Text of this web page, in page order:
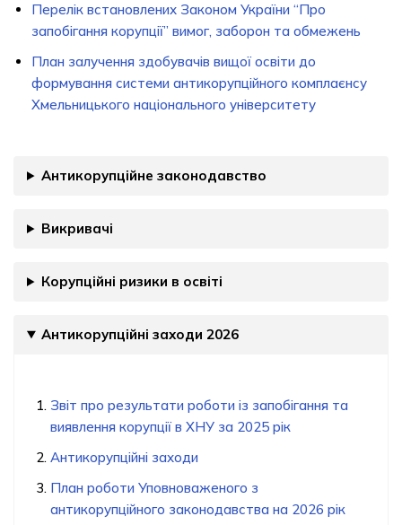
Перелік встановлених Законом України “Про
запобігання корупції” вимог, заборон та обмежень
План залучення здобувачів вищої освіти до
формування системи антикорупційного комплаєнсу
Хмельницького національного університету
Антикорупційне законодавство
Викривачі
Корупційні ризики в освіті
Антикорупційні заходи 2026
Звіт про результати роботи із запобігання та
виявлення корупції в ХНУ за 2025 рік
Антикорупційні заходи
План роботи Уповноваженого з
антикорупційного законодавства на 2026 рік